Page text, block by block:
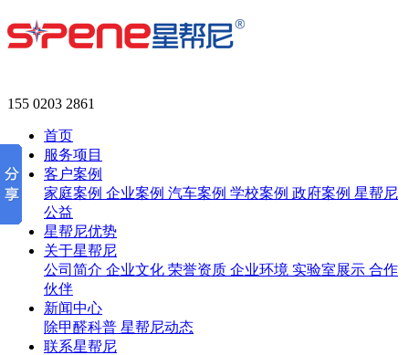
155 0203 2861
首页
服务项目
客户案例
家庭案例 企业案例 汽车案例 学校案例 政府案例 星帮尼
公益
星帮尼优势
关于星帮尼
公司简介 企业文化 荣誉资质 企业环境 实验室展示 合作
伙伴
新闻中心
除甲醛科普 星帮尼动态
联系星帮尼